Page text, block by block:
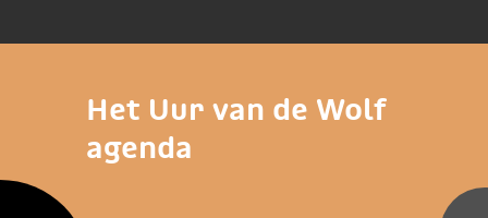
Het Uur van de Wolf
agenda